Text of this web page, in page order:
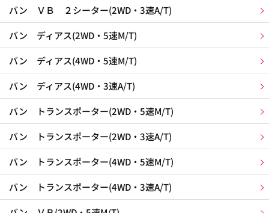
バン ＶＢ ２シーター(2WD・3速A/T)
バン ディアス(2WD・5速M/T)
バン ディアス(4WD・5速M/T)
バン ディアス(4WD・3速A/T)
バン トランスポーター(2WD・5速M/T)
バン トランスポーター(2WD・3速A/T)
バン トランスポーター(4WD・5速M/T)
バン トランスポーター(4WD・3速A/T)